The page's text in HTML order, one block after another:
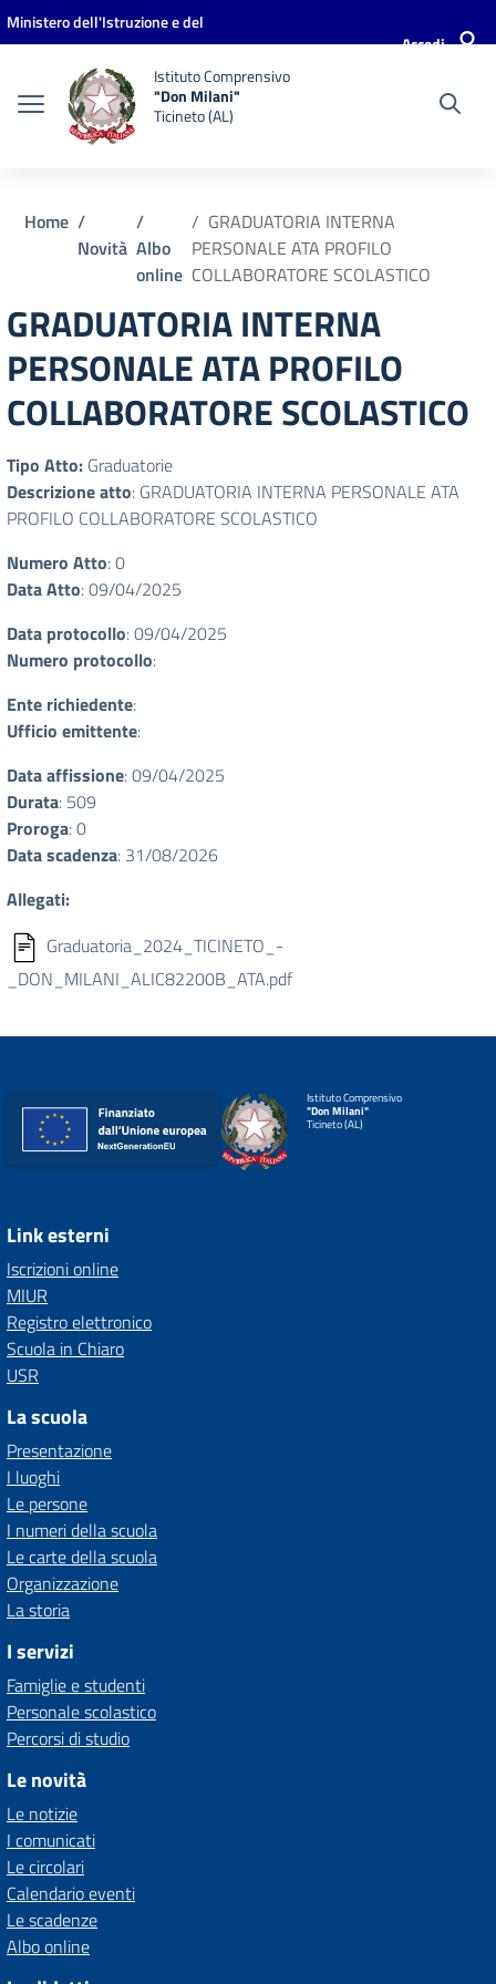
Vai ai contenuti
Vai al menu di navigazione
Vai al footer
Ministero dell'Istruzione e del
Accedi
Istituto Comprensivo
"Don Milani"
Ticineto (AL)
Home
Novità Albo
online
GRADUATORIA INTERNA
PERSONALE ATA PROFILO
COLLABORATORE SCOLASTICO
GRADUATORIA INTERNA
PERSONALE ATA PROFILO
COLLABORATORE SCOLASTICO
Tipo Atto: Graduatorie
Descrizione atto: GRADUATORIA INTERNA PERSONALE ATA
PROFILO COLLABORATORE SCOLASTICO
Numero Atto: 0
Data Atto: 09/04/2025
Data protocollo: 09/04/2025
Numero protocollo:
Ente richiedente:
Ufficio emittente:
Data affissione: 09/04/2025
Durata: 509
Proroga: 0
Data scadenza: 31/08/2026
Allegati:
Graduatoria_2024_TICINETO_-
_DON_MILANI_ALIC82200B_ATA.pdf
Istituto Comprensivo
"Don Milani"
Ticineto (AL)
Link esterni
Iscrizioni online
MIUR
Registro elettronico
Scuola in Chiaro
USR
La scuola
Presentazione
I luoghi
Le persone
I numeri della scuola
Le carte della scuola
Organizzazione
La storia
I servizi
Famiglie e studenti
Personale scolastico
Percorsi di studio
Le novità
Le notizie
I comunicati
Le circolari
Calendario eventi
Le scadenze
Albo online